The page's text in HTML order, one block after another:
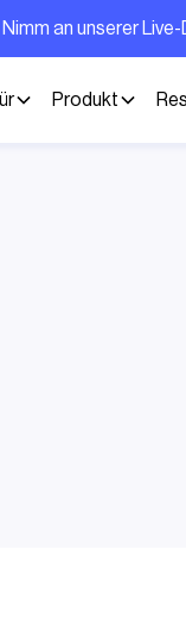
Nimm an unserer
Produkt